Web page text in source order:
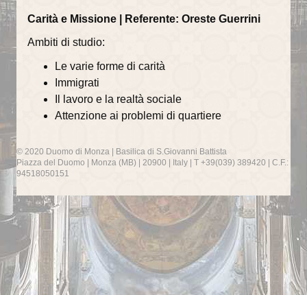
Eucaristia e Confermazione
Il Matrimonio
La Riconciliazione
Unzione degli infermi
Consiglio Pastorale Parrocchiale
Informazioni utili
Orari delle SS.Messe
Orari del Museo e Tesoro
Carità e Missione | Referente: Oreste Guerrini
Ambiti di studio:
Le varie forme di carità
Immigrati
Il lavoro e la realtà sociale
Attenzione ai problemi di quartiere
© 2020 Duomo di Monza | Basilica di S.Giovanni Battista
Piazza del Duomo | Monza (MB) | 20900 | Italy | T +39(039) 389420 | C.F.:
94518050151